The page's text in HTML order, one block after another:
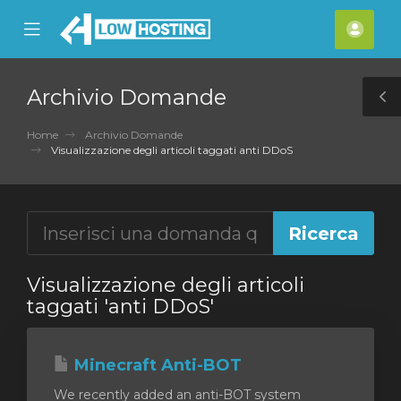
Mobile
Menu
Archivio Domande
Home
Archivio Domande
Visualizzazione degli articoli taggati anti DDoS
Visualizzazione degli articoli
taggati 'anti DDoS'
Minecraft Anti-BOT
We recently added an anti-BOT system